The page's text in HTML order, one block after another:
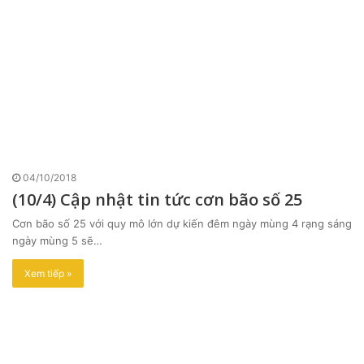
04/10/2018
(10/4) Cập nhật tin tức cơn bão số 25
Cơn bão số 25 với quy mô lớn dự kiến đêm ngày mùng 4 rạng sáng
ngày mùng 5 sẽ…
Xem tiếp »